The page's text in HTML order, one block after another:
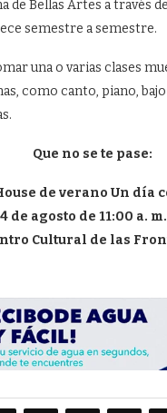
Bellas Artes a través
semestre a semestre.
una o varias clases
como canto, piano,
Que no se te pase:
de verano Un día
de agosto de 11:00 a.
Cultural de las